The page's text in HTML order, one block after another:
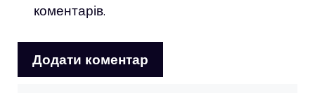
коментарів.